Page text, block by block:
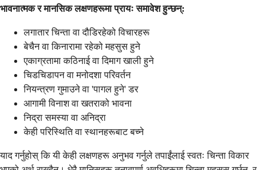
भावनात्मक र मानसिक लक्षणहरूमा प्रायः समावेश हुन्छन्:
लगातार चिन्ता वा दौडिरहेको विचारहरू
बेचैन वा किनारामा रहेको महसुस हुने
एकाग्रतामा कठिनाई वा दिमाग खाली हुने
चिडचिडापन वा मनोदशा परिवर्तन
नियन्त्रण गुमाउने वा 'पागल हुने' डर
आगामी विनाश वा खतराको भावना
निद्रा समस्या वा अनिद्रा
केही परिस्थिति वा स्थानहरूबाट बच्ने
याद गर्नुहोस् कि यी केही लक्षणहरू अनुभव गर्नुले तपाईंलाई स्वतः चिन्ता विकार